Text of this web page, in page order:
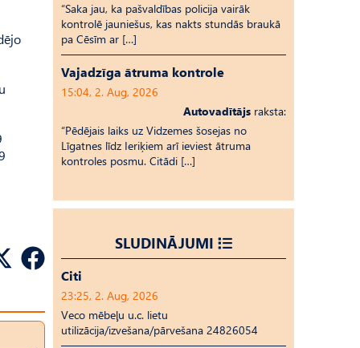
“Saka jau, ka pašvaldības policija vairāk
kontrolē jauniešus, kas nakts stundās braukā
pa Cēsīm ar […]
Vajadzīga ātruma kontrole
15:04, 2. Aug, 2026
Autovadītājs raksta:
“Pēdējais laiks uz Vid­ze­mes šosejas no
Līgatnes līdz Ieriķiem arī ieviest ātruma
kontroles posmu. Citādi […]
SLUDINĀJUMI
Citi
23:25, 2. Aug, 2026
Veco mēbeļu u.c. lietu
utilizācija/izvešana/pārvešana 24826054